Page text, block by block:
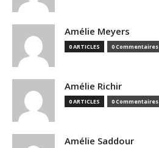
Amélie Meyers
0 ARTICLES 0 Commentaires
Amélie Richir
0 ARTICLES 0 Commentaires
Amélie Saddour